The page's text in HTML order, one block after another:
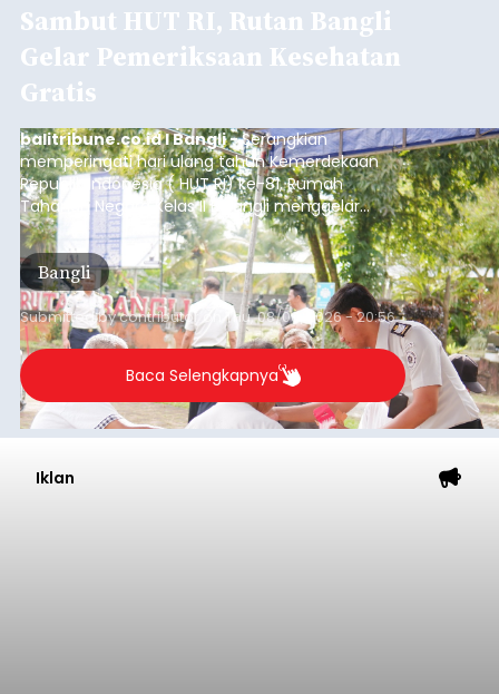
Sambut HUT RI, Rutan Bangli
Gelar Pemeriksaan Kesehatan
Gratis
balitribune.co.id I Bangli -Serangkian
memperingati hari ulang tahun Kemerdekaan
Republik Indonesia ( HUT RI) ke-81, Rumah
Tahanan Negara Kelas II B Bangli menggelar
kegiatan pemeriksaan kesehatan gratis, Rabu
(6/8/2026).
Bangli
Submitted bycontributor Thu, 08/06/2026 - 20:56
Baca Selengkapnya
Iklan